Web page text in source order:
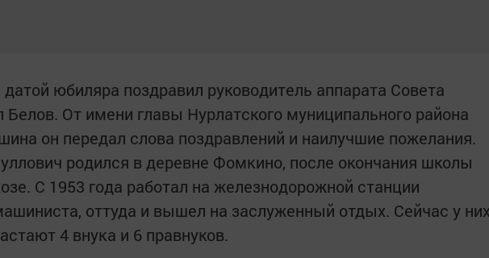
юбиляра поздравил руководитель аппарата Совета
От имени главы Нурлатского муниципального района
он передал слова поздравлений и наилучшие пожелания.
родился в деревне Фомкино, после окончания школы
С 1953 года работал на железнодорожной станции
оттуда и вышел на заслуженный отдых. Сейчас у
4 внука и 6 правнуков.